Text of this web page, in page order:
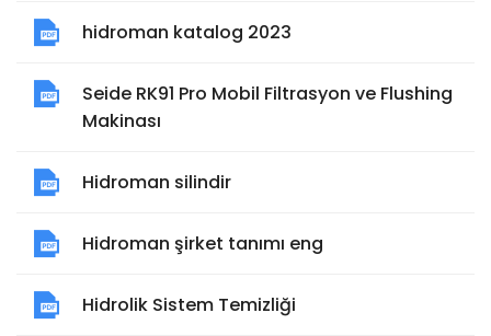
hidroman katalog 2023
Seide RK91 Pro Mobil Filtrasyon ve Flushing
Makinası
Hidroman silindir
Hidroman şirket tanımı eng
Hidrolik Sistem Temizliği